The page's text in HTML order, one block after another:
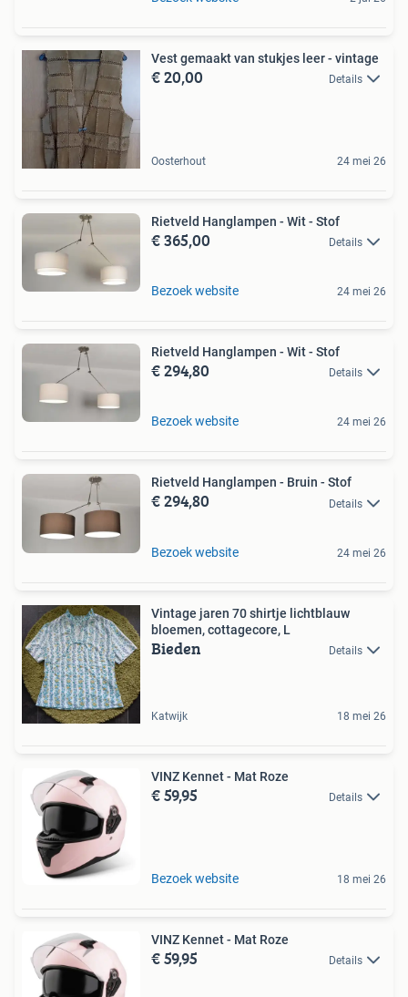
Vest gemaakt van stukjes leer - vintage
€ 20,00 Details
Oosterhout 24 mei 26
Rietveld Hanglampen - Wit - Stof
€ 365,00 Details
Bezoek website 24 mei 26
Rietveld Hanglampen - Wit - Stof
€ 294,80 Details
Bezoek website 24 mei 26
Rietveld Hanglampen - Bruin - Stof
€ 294,80 Details
Bezoek website 24 mei 26
Vintage jaren 70 shirtje lichtblauw
bloemen, cottagecore, L
Bieden Details
Katwijk 18 mei 26
VINZ Kennet - Mat Roze
€ 59,95 Details
Bezoek website 18 mei 26
VINZ Kennet - Mat Roze
€ 59,95 Details